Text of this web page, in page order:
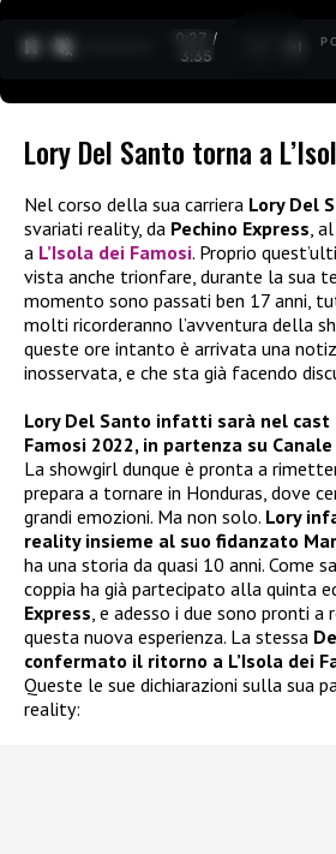
0:27 /
3:35
Lory Del Santo torna a
Nel corso della sua carriera Lory Del
svariati reality, da Pechino Express, al
a L’Isola dei Famosi. Proprio
vista anche trionfare, durante la sua
momento sono passati ben 17 anni,
molti ricorderanno l’avventura della
queste ore intanto è arrivata una
inosservata, e che sta già facendo
Lory Del Santo infatti sarà nel cast
Famosi 2022, in partenza su
La showgirl dunque è pronta a
prepara a tornare in Honduras, dove
grandi emozioni. Ma non solo. Lory
reality insieme al suo fidanzato
ha una storia da quasi 10 anni. Come
coppia ha già partecipato alla quinta
Express, e adesso i due sono pronti a
questa nuova esperienza. La stessa
confermato il ritorno a L’Isola dei
Queste le sue dichiarazioni sulla sua
reality: